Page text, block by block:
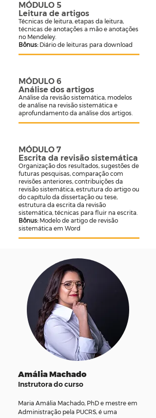
MÓDULO 5
Leitura de artigos
Técnicas de leitura, etapas da leitura,
técnicas de anotações a mão e anotações
no Mendeley.
Bônus:Diário de leituras para download
MÓDULO 6
Análise dos artigos
Análise da revisão sistemática, modelos
de análise na revisão sistemática e
aprofundamento da análise dos artigos.
MÓDULO 7
Escrita da revisão sistemática
Organização dos resultados, sugestões de
futuras pesquisas, comparação com
revisões anteriores, contribuições da
revisão sistemática, estrutura do artigo ou
do capítulo da dissertação ou tese,
estrutura da escrita da revisão
sistemática, técnicas para fluir na escrita.
Bônus: Modelo de artigo de revisão
sistemática em Word
Amália Machado
Instrutora do curso
Maria Amália Machado, PhD e mestre em
Administração pela PUCRS, é uma